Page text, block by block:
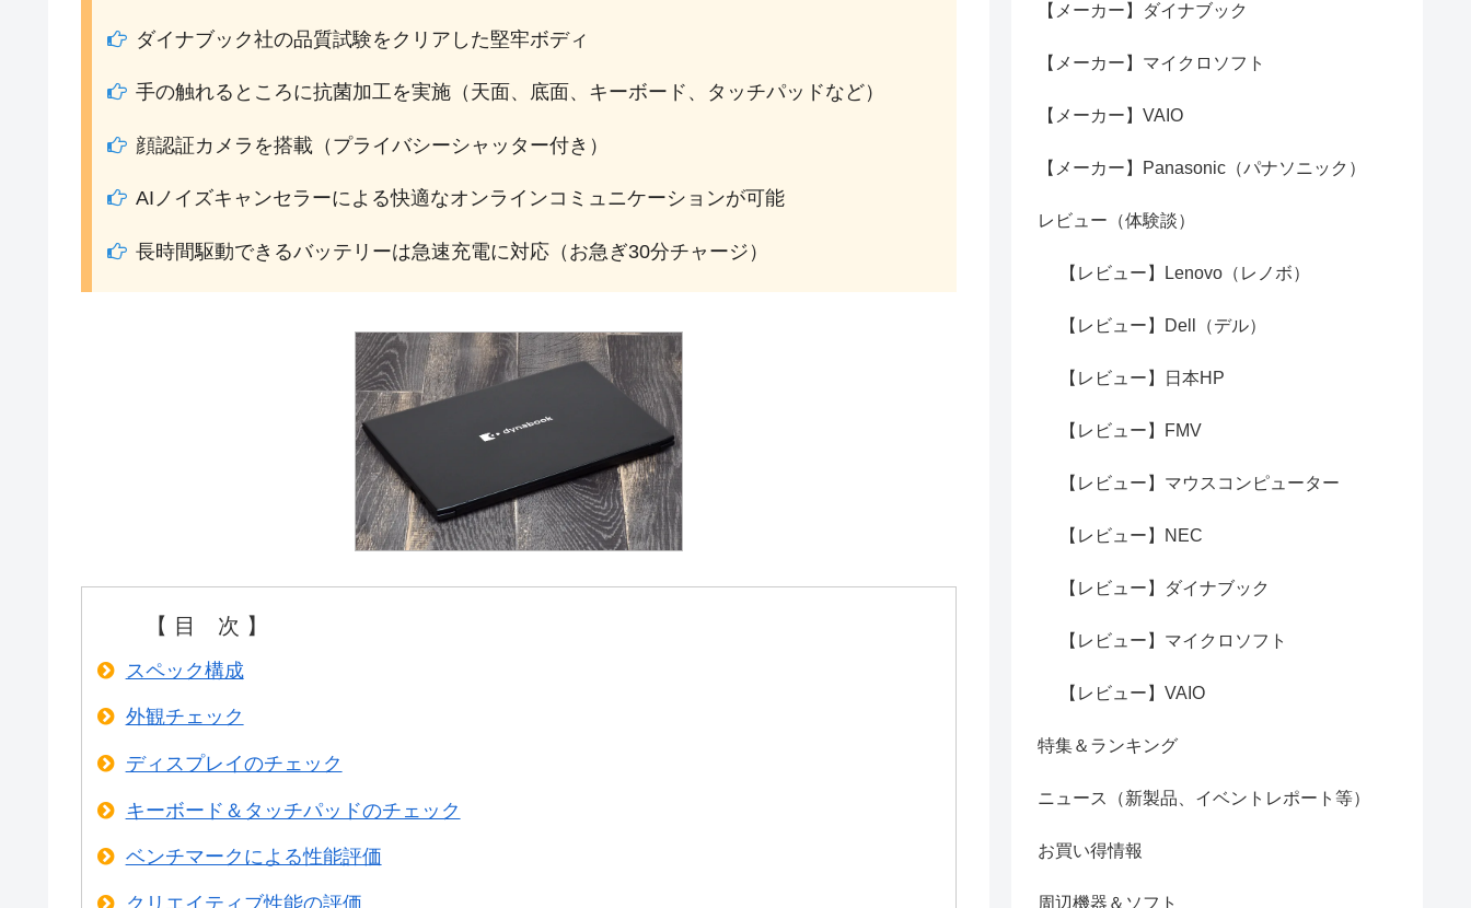
ダイナブック社の品質試験をクリアした堅牢ボディ
手の触れるところに抗菌加工を実施（天面、底面、キーボード、タッチパッドなど）
顔認証カメラを搭載（プライバシーシャッター付き）
AIノイズキャンセラーによる快適なオンラインコミュニケーションが可能
長時間駆動できるバッテリーは急速充電に対応（お急ぎ30分チャージ）
【 目 次 】
スペック構成
外観チェック
ディスプレイのチェック
キーボード＆タッチパッドのチェック
ベンチマークによる性能評価
クリエイティブ性能の評価
【メーカー】ダイナブック
【メーカー】マイクロソフト
【メーカー】VAIO
【メーカー】Panasonic（パナソニック）
レビュー（体験談）
【レビュー】Lenovo（レノボ）
【レビュー】Dell（デル）
【レビュー】日本HP
【レビュー】FMV
【レビュー】マウスコンピューター
【レビュー】NEC
【レビュー】ダイナブック
【レビュー】マイクロソフト
【レビュー】VAIO
特集＆ランキング
ニュース（新製品、イベントレポート等）
お買い得情報
周辺機器＆ソフト